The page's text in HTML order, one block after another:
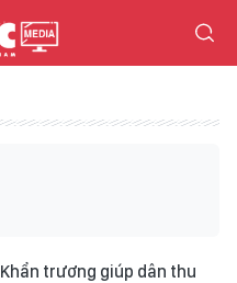
Khẩn trương giúp dân thu